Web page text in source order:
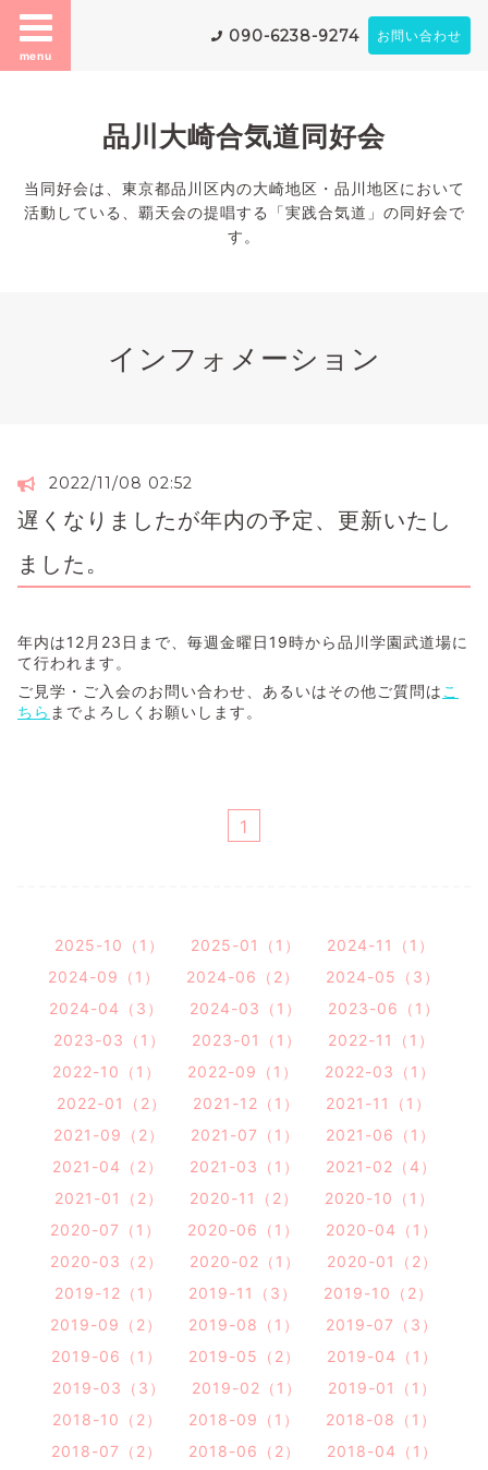
menu
090-6238-9274 お問い合わせ
品川大崎合気道同好会
当同好会は、東京都品川区内の大崎地区・品川地区において
活動している、覇天会の提唱する「実践合気道」の同好会で
す。
インフォメーション
2022/11/08 02:52
遅くなりましたが年内の予定、更新いたし
ました。
年内は12月23日まで、毎週金曜日19時から品川学園武道場に
て行われます。
ご見学・ご入会のお問い合わせ、あるいはその他ご質問は こ
ちら までよろしくお願いします。
1
2025-10（1） 2025-01（1）
2024-11（1）
2024-09（1）
2024-06（2）
2024-05（3）
2024-04（3）
2024-03（1）
2023-06（1）
2023-03（1）
2023-01（1）
2022-11（1）
2022-10（1）
2022-09（1）
2022-03（1）
2022-01（2）
2021-12（1）
2021-11（1）
2021-09（2）
2021-07（1）
2021-06（1）
2021-04（2）
2021-03（1）
2021-02（4）
2021-01（2）
2020-11（2）
2020-10（1）
2020-07（1）
2020-06（1）
2020-04（1）
2020-03（2）
2020-02（1）
2020-01（2）
2019-12（1）
2019-11（3）
2019-10（2）
2019-09（2）
2019-08（1）
2019-07（3）
2019-06（1）
2019-05（2）
2019-04（1）
2019-03（3）
2019-02（1）
2019-01（1）
2018-10（2）
2018-09（1）
2018-08（1）
2018-07（2）
2018-06（2）
2018-04（1）